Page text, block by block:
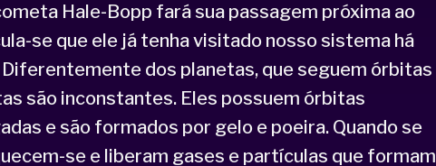
Hale-Bopp fará sua passagem próxima ao
se que ele já tenha visitado nosso sistema há
dos planetas, que seguem órbitas
são inconstantes. Eles possuem órbitas
e são formados por gelo e poeira. Quando se
se e liberam gases e partículas que formam